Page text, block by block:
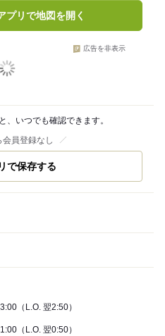
プリで地図を開く
広告を非表示
、いつでも確認できます。
会員登録なし
で保存する
（L.O. 翌2:50）
（L.O. 翌0:50）